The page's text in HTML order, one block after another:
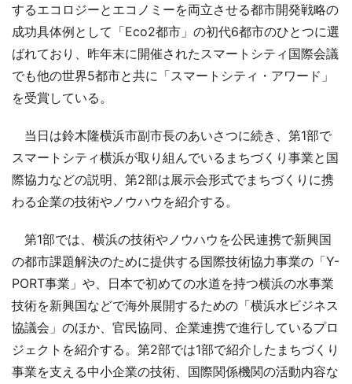
するエコロジーとエコノミーを両立させる都市開発戦略の
成功具体例として「Eco2都市」の初代6都市のひとつに選
ばれており、昨年末に開催されたスマートシティ国際会議
でも他の世界5都市と共に「スマートシティ・アワード」
を受賞している。
当日は鈴木隆横浜市副市長のあいさつに続き、第1部で
スマートシティ横浜が取り組んでいるまちづくり事業と国
際協力などの説明、第2部は展示会形式でまちづくりに携
わる企業の技術やノウハウを紹介する。
第1部では、横浜の技術やノウハウを公民連携で新興国
の都市課題解決のために提供する国際技術協力事業の「Y-
PORT事業」や、日本で初めての水道を持つ横浜の水事業
技術を新興国などで海外展開するための「横浜水ビジネス
協議会」のほか、官民協同、企業連携で進行しているプロ
ジェクトを紹介する。第2部では1部で紹介したまちづくり
事業を支える中小企業の技術、国際関係機関の活動内容な